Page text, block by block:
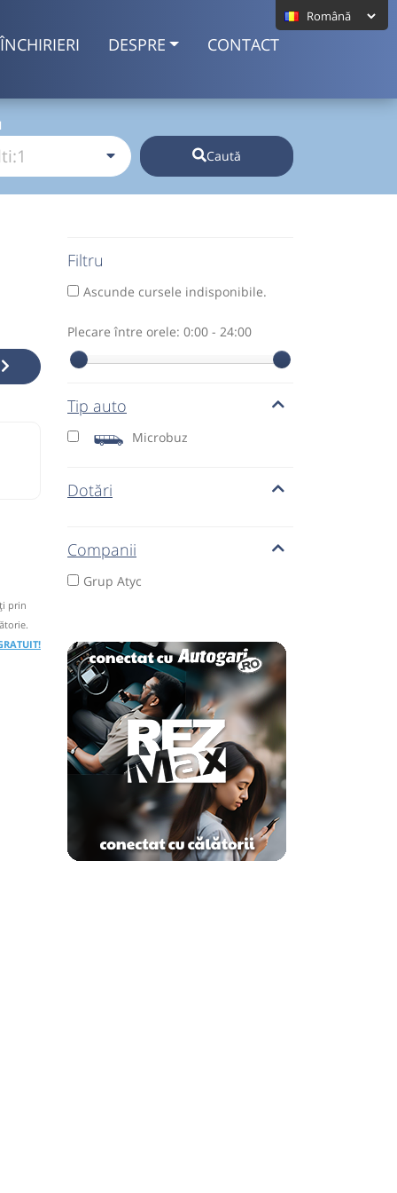
ÎNCHIRIERI DESPRE CONTACT
Caută
Filtru
Ascunde cursele indisponibile.
Plecare între orele: 0:00 - 24:00
Tip auto
Microbuz
Dotări
Companii
Grup Atyc
prin